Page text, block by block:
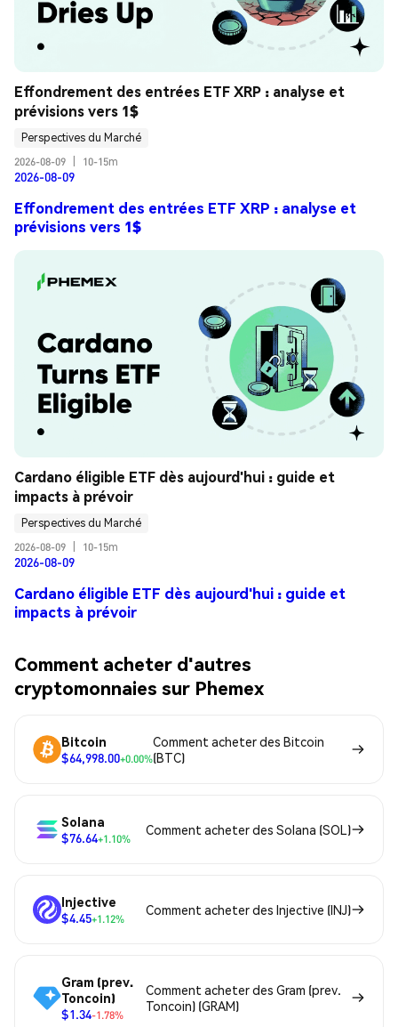
Effondrement des entrées ETF XRP : analyse et
prévisions vers 1$
Perspectives du Marché
2026-08-09
10-15m
2026-08-09
Effondrement des entrées ETF XRP : analyse et
prévisions vers 1$
Cardano éligible ETF dès aujourd'hui : guide et
impacts à prévoir
Perspectives du Marché
2026-08-09
10-15m
2026-08-09
Cardano éligible ETF dès aujourd'hui : guide et
impacts à prévoir
Comment acheter d'autres
cryptomonnaies sur Phemex
Bitcoin
$64,998.00+0.00%
Comment acheter des Bitcoin
(BTC)
Solana
$76.64+1.10%
Comment acheter des Solana (SOL)
Injective
$4.45+1.12%
Comment acheter des Injective (INJ)
Gram (prev.
Toncoin)
$1.34-1.78%
Comment acheter des Gram (prev.
Toncoin) (GRAM)